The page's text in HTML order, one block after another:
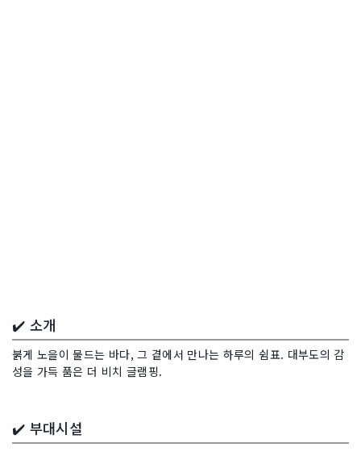
✔️ 소개
붉게 노을이 물드는 바다, 그 곁에서 만나는 하루의 쉼표. 대부도의 감
성을 가득 품은 더 비치 글램핑.
✔️ 부대시설